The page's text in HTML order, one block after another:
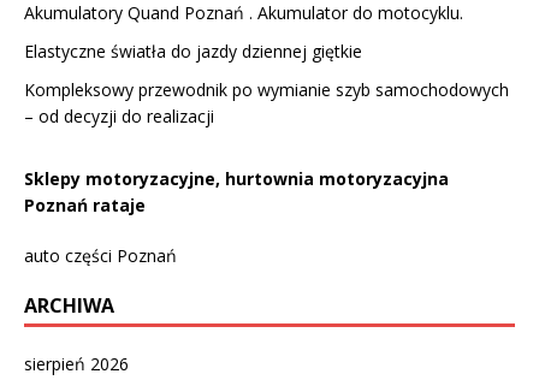
Akumulatory Quand Poznań . Akumulator do motocyklu.
Elastyczne światła do jazdy dziennej giętkie
Kompleksowy przewodnik po wymianie szyb samochodowych
– od decyzji do realizacji
Sklepy motoryzacyjne, hurtownia motoryzacyjna
Poznań rataje
auto części Poznań
ARCHIWA
sierpień 2026